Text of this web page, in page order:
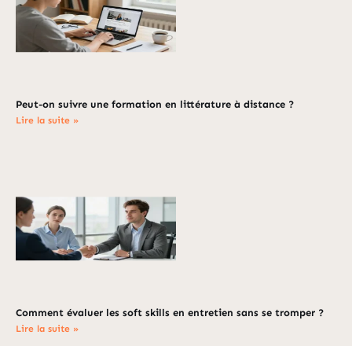
Peut-on suivre une formation en littérature à distance ?
Lire la suite »
Comment évaluer les soft skills en entretien sans se tromper ?
Lire la suite »